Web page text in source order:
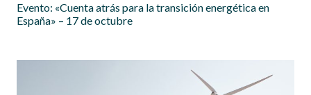
Evento: «Cuenta atrás para la transición energética en
España» – 17 de octubre